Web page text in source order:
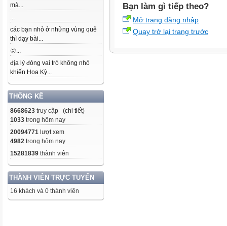
mà...
...
các bạn nhỏ ở những vùng quê
thì dạy bài...
🫥...
địa lý đóng vai trò không nhỏ
khiến Hoa Kỳ...
THỐNG KÊ
8668623 truy cập (chi tiết)
1033 trong hôm nay
20094771 lượt xem
4982 trong hôm nay
15281839 thành viên
THÀNH VIÊN TRỰC TUYẾN
16 khách và 0 thành viên
Bạn làm gì tiếp theo?
Mở trang đăng nhập
Quay trở lại trang trước